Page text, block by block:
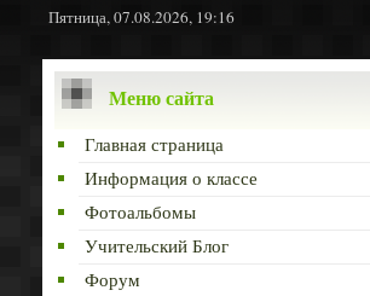
Пятница, 07.08.2026, 19:16
Меню сайта
Главная страница
Информация о классе
Фотоальбомы
Учительский Блог
Форум